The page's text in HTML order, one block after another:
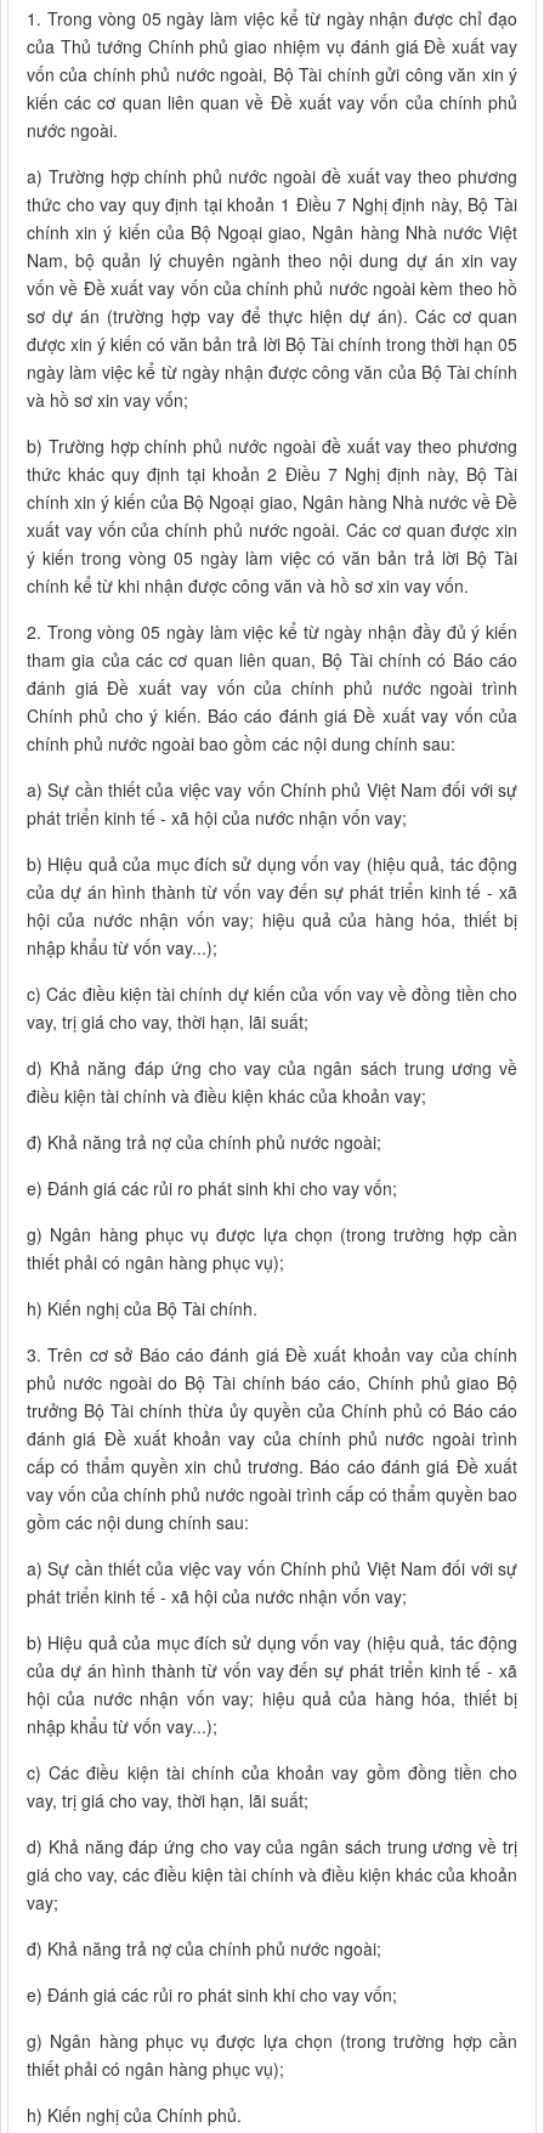
1. Trong vòng 05 ngày làm việc kể từ ngày nhận được chỉ đạo
của Thủ tướng Chính phủ giao nhiệm vụ đánh giá Đề xuất vay
vốn của chính phủ nước ngoài, Bộ Tài chính gửi công văn xin ý
kiến các cơ quan liên quan về Đề xuất vay vốn của chính phủ
nước ngoài.
a) Trường hợp chính phủ nước ngoài đề xuất vay theo phương
thức cho vay quy định tại khoản 1 Điều 7 Nghị định này, Bộ Tài
chính xin ý kiến của Bộ Ngoại giao, Ngân hàng Nhà nước Việt
Nam, bộ quản lý chuyên ngành theo nội dung dự án xin vay
vốn về Đề xuất vay vốn của chính phủ nước ngoài kèm theo hồ
sơ dự án (trường hợp vay để thực hiện dự án). Các cơ quan
được xin ý kiến có văn bản trả lời Bộ Tài chính trong thời hạn 05
ngày làm việc kể từ ngày nhận được công văn của Bộ Tài chính
và hồ sơ xin vay vốn;
b) Trường hợp chính phủ nước ngoài đề xuất vay theo phương
thức khác quy định tại khoản 2 Điều 7 Nghị định này, Bộ Tài
chính xin ý kiến của Bộ Ngoại giao, Ngân hàng Nhà nước về Đề
xuất vay vốn của chính phủ nước ngoài. Các cơ quan được xin
ý kiến trong vòng 05 ngày làm việc có văn bản trả lời Bộ Tài
chính kể từ khi nhận được công văn và hồ sơ xin vay vốn.
2. Trong vòng 05 ngày làm việc kể từ ngày nhận đầy đủ ý kiến
tham gia của các cơ quan liên quan, Bộ Tài chính có Báo cáo
đánh giá Đề xuất vay vốn của chính phủ nước ngoài trình
Chính phủ cho ý kiến. Báo cáo đánh giá Đề xuất vay vốn của
chính phủ nước ngoài bao gồm các nội dung chính sau:
a) Sự cần thiết của việc vay vốn Chính phủ Việt Nam đối với sự
phát triển kinh tế - xã hội của nước nhận vốn vay;
b) Hiệu quả của mục đích sử dụng vốn vay (hiệu quả, tác động
của dự án hình thành từ vốn vay đến sự phát triển kinh tế - xã
hội của nước nhận vốn vay; hiệu quả của hàng hóa, thiết bị
nhập khẩu từ vốn vay...);
c) Các điều kiện tài chính dự kiến của vốn vay về đồng tiền cho
vay, trị giá cho vay, thời hạn, lãi suất;
d) Khả năng đáp ứng cho vay của ngân sách trung ương về
điều kiện tài chính và điều kiện khác của khoản vay;
đ) Khả năng trả nợ của chính phủ nước ngoài;
e) Đánh giá các rủi ro phát sinh khi cho vay vốn;
g) Ngân hàng phục vụ được lựa chọn (trong trường hợp cần
thiết phải có ngân hàng phục vụ);
h) Kiến nghị của Bộ Tài chính.
3. Trên cơ sở Báo cáo đánh giá Đề xuất khoản vay của chính
phủ nước ngoài do Bộ Tài chính báo cáo, Chính phủ giao Bộ
trưởng Bộ Tài chính thừa ủy quyền của Chính phủ có Báo cáo
đánh giá Đề xuất khoản vay của chính phủ nước ngoài trình
cấp có thẩm quyền xin chủ trương. Báo cáo đánh giá Đề xuất
vay vốn của chính phủ nước ngoài trình cấp có thẩm quyền bao
gồm các nội dung chính sau:
a) Sự cần thiết của việc vay vốn Chính phủ Việt Nam đối với sự
phát triển kinh tế - xã hội của nước nhận vốn vay;
b) Hiệu quả của mục đích sử dụng vốn vay (hiệu quả, tác động
của dự án hình thành từ vốn vay đến sự phát triển kinh tế - xã
hội của nước nhận vốn vay; hiệu quả của hàng hóa, thiết bị
nhập khẩu từ vốn vay...);
c) Các điều kiện tài chính của khoản vay gồm đồng tiền cho
vay, trị giá cho vay, thời hạn, lãi suất;
d) Khả năng đáp ứng cho vay của ngân sách trung ương về trị
giá cho vay, các điều kiện tài chính và điều kiện khác của khoản
vay;
đ) Khả năng trả nợ của chính phủ nước ngoài;
e) Đánh giá các rủi ro phát sinh khi cho vay vốn;
g) Ngân hàng phục vụ được lựa chọn (trong trường hợp cần
thiết phải có ngân hàng phục vụ);
h) Kiến nghị của Chính phủ.